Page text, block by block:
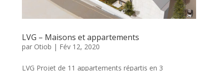
LVG – Maisons et appartements
par Otiob | Fév 12, 2020
LVG Projet de 11 appartements répartis en 3